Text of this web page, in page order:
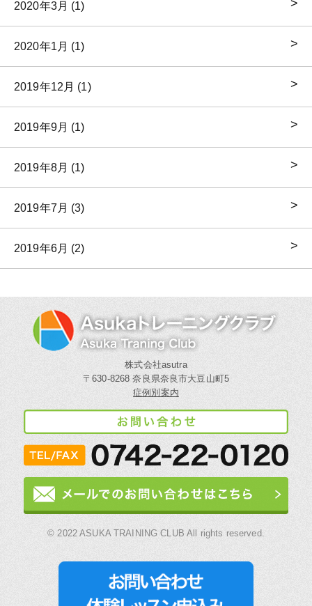
2020年3月 (1)
2020年1月 (1)
2019年12月 (1)
2019年9月 (1)
2019年8月 (1)
2019年7月 (3)
2019年6月 (2)
株式会社asutra
〒630-8268 奈良県奈良市大豆山町5
症例別案内
© 2022 ASUKA TRAINING CLUB All rights reserved.